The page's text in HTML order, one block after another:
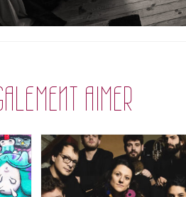
AIMER